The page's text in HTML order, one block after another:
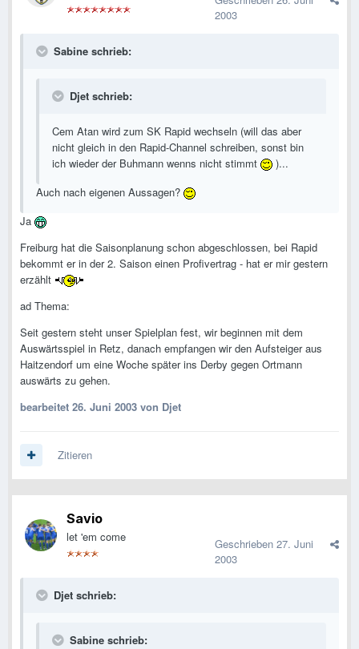
2003
Sabine schrieb:
Djet schrieb:
Cem Atan wird zum SK Rapid wechseln (will das aber
nicht gleich in den Rapid-Channel schreiben, sonst bin
ich wieder der Buhmann wenns nicht stimmt
)...
Auch nach eigenen Aussagen?
Ja
Freiburg hat die Saisonplanung schon abgeschlossen, bei Rapid
bekommt er in der 2. Saison einen Profivertrag - hat er mir gestern
erzählt
ad Thema:
Seit gestern steht unser Spielplan fest, wir beginnen mit dem
Auswärtsspiel in Retz, danach empfangen wir den Aufsteiger aus
Haitzendorf um eine Woche später ins Derby gegen Ortmann
auswärts zu gehen.
bearbeitet 26. Juni 2003 von Djet
Zitieren
Savio
let 'em come Geschrieben 27. Juni
2003
Djet schrieb:
Sabine schrieb: